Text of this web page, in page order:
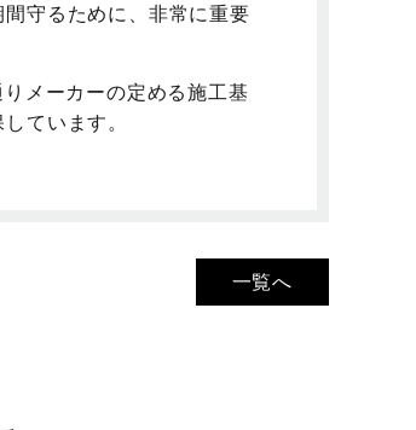
守るために、非常に重要
メーカーの定める施工基
ています。
一覧へ